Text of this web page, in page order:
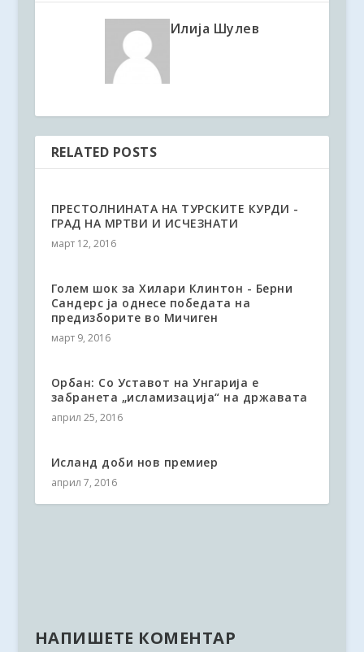
Илија Шулев
RELATED POSTS
ПРЕСТОЛНИНАТА НА ТУРСКИТЕ КУРДИ -
ГРАД НА МРТВИ И ИСЧЕЗНАТИ
март 12, 2016
Голем шок за Хилари Клинтон - Берни
Сандерс ја однесе победата на
предизборите во Мичиген
март 9, 2016
Орбан: Со Уставот на Унгарија е
забранета „исламизација“ на државата
април 25, 2016
Исланд доби нов премиер
април 7, 2016
НАПИШЕТЕ КОМЕНТАР